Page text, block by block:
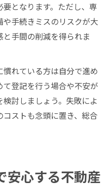
となります。ただし、専
手続きミスのリスクが大
手間の削減を得られま
れている方は自分で進め
登記を行う場合や不安が
討しましょう。失敗によ
ストも念頭に置き、総合
安心する不動産